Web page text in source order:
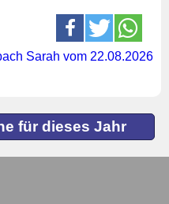
Sarah vom 22.08.2026
für dieses Jahr